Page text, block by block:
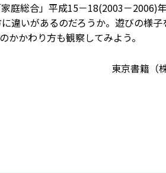
庭総合」平成15－18(2003－2006)
違いがあるのだろうか。遊びの様子
かわり方も観察してみよう。
東京書籍（